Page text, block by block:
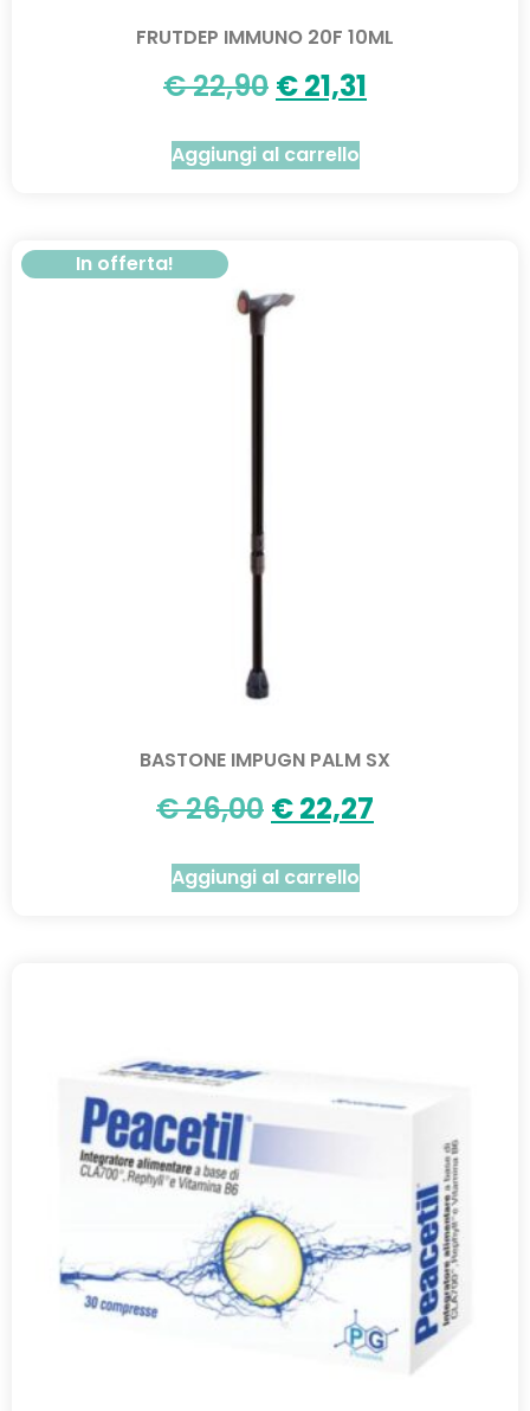
FRUTDEP IMMUNO 20F 10ML
€22,90 €21,31
Aggiungi al carrello
In offerta!
BASTONE IMPUGN PALM SX
€26,00 €22,27
Aggiungi al carrello